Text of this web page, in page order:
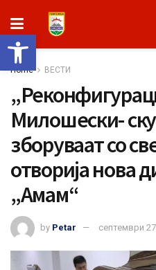
Open toolbar
Home ВЕСТИ
Милошески-
зборуваат со
отворија нова
„Aмам“
by Petar септември